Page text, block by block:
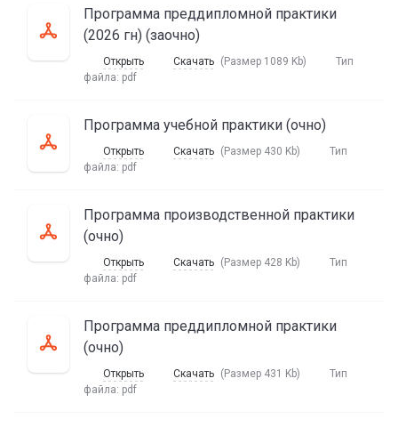
Программа преддипломной практики
(2026 гн) (заочно)
Открыть Скачать (Размер 1089 Kb)
Тип
файла: pdf
Программа учебной практики (очно)
Открыть Скачать (Размер 430 Kb)
Тип
файла: pdf
Программа производственной практики
(очно)
Открыть Скачать (Размер 428 Kb)
Тип
файла: pdf
Программа преддипломной практики
(очно)
Открыть Скачать (Размер 431 Kb)
Тип
файла: pdf